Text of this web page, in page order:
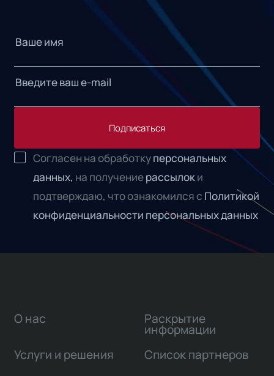
Подписаться
Согласен на обработкуперсональных
данных, на получениерассылоки
подтверждаю, что ознакомился с Политикой
конфиденциальности персональных данных
О нас
Услуги и решения
Раскрытие
информации
Список партнеров